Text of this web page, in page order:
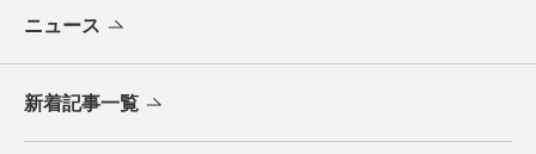
ニュース
新着記事一覧